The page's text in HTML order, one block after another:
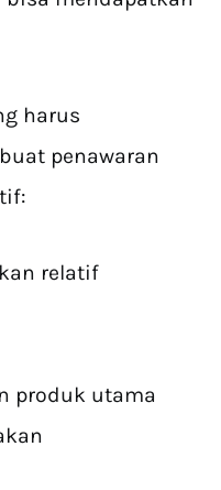
harus
penawaran
relatif
produk utama